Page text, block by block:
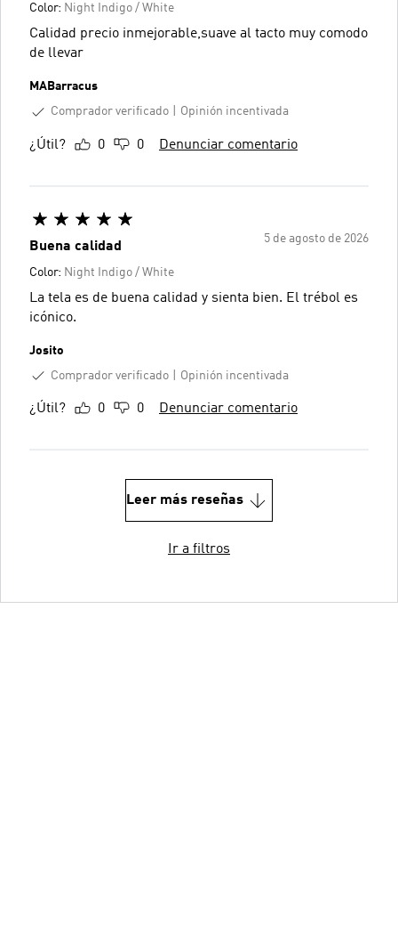
Color: Night Indigo / White
Calidad precio inmejorable,suave al tacto muy comodo
de llevar
MABarracus
Comprador verificado
Opinión incentivada
¿Útil? 0 0 Denunciar comentario
5 de agosto de 2026
Buena calidad
Color: Night Indigo / White
La tela es de buena calidad y sienta bien. El trébol es
icónico.
Josito
Comprador verificado
Opinión incentivada
¿Útil? 0 0 Denunciar comentario
Leer más reseñas
Ir a filtros